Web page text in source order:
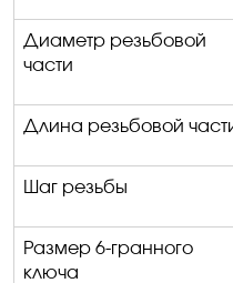
Диаметр резьбовой
части
Длина резьбовой
Шаг резьбы
Размер 6-гранного
ключа